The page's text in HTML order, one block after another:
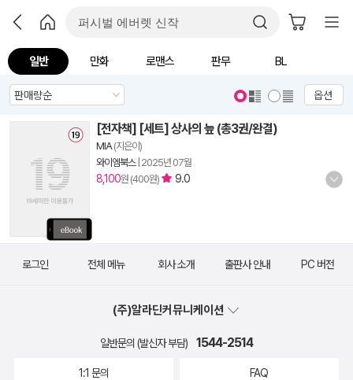
일반 만화 로맨스 판무 BL
옵션
[전자책] [세트] 상사의 늪 (총3권/완결)
MIA(지은이)
와이엠북스| 2025년 07월
8,100원 (400원) 9.0
로그인 전체 메뉴 회사 소개 출판사 안내 PC 버전
(주)알라딘커뮤니케이션
일반문의 (발신자 부담) 1544-2514
1:1 문의 FAQ